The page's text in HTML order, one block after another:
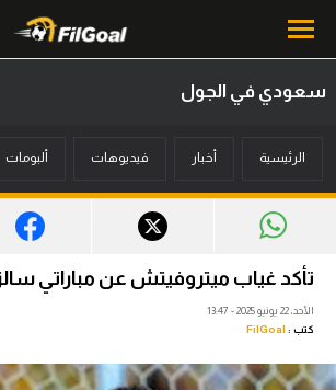
أخبار
ميركاتو
سعودي في الجول
الرئيسية أخبار فيديوهات ألبومات
تأكد غياب ميتروفيتش عن مباراتي
الأحد، 22 يونيو 2025 - 13:47
كتب : FilGoal